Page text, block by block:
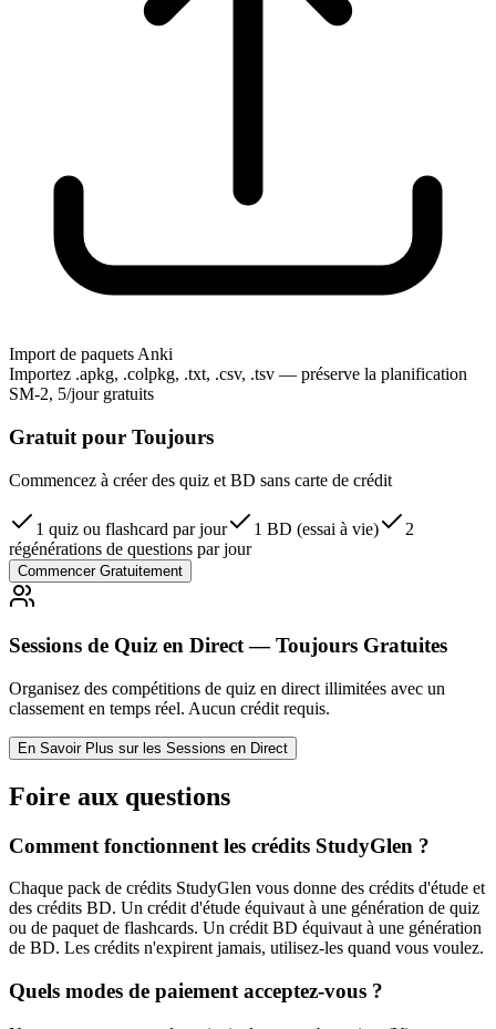
Import de paquets Anki
Importez .apkg, .colpkg, .txt, .csv, .tsv — préserve la planification
SM-2, 5/jour gratuits
Gratuit pour Toujours
Commencez à créer des quiz et BD sans carte de crédit
1 quiz ou flashcard par jour 1 BD (essai à vie)
2
régénérations de questions par jour
Commencer Gratuitement
Sessions de Quiz en Direct — Toujours Gratuites
Organisez des compétitions de quiz en direct illimitées avec un
classement en temps réel. Aucun crédit requis.
En Savoir Plus sur les Sessions en Direct
Foire aux questions
Comment fonctionnent les crédits StudyGlen ?
Chaque pack de crédits StudyGlen vous donne des crédits d'étude et
des crédits BD. Un crédit d'étude équivaut à une génération de quiz
ou de paquet de flashcards. Un crédit BD équivaut à une génération
de BD. Les crédits n'expirent jamais, utilisez-les quand vous voulez.
Quels modes de paiement acceptez-vous ?